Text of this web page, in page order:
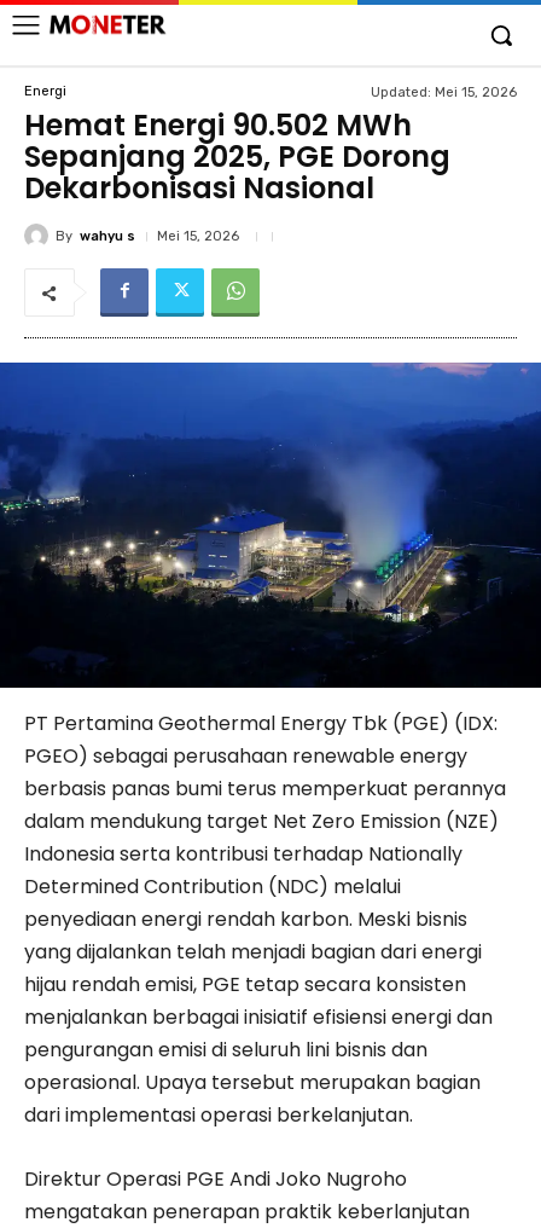
Energi Updated: Mei 15, 2026
Hemat Energi 90.502 MWh
Sepanjang 2025, PGE Dorong
Dekarbonisasi Nasional
By wahyu s Mei 15, 2026
PT Pertamina Geothermal Energy Tbk (PGE) (IDX:
PGEO) sebagai perusahaan renewable energy
berbasis panas bumi terus memperkuat perannya
dalam mendukung target Net Zero Emission (NZE)
Indonesia serta kontribusi terhadap Nationally
Determined Contribution (NDC) melalui
penyediaan energi rendah karbon. Meski bisnis
yang dijalankan telah menjadi bagian dari energi
hijau rendah emisi, PGE tetap secara konsisten
menjalankan berbagai inisiatif efisiensi energi dan
pengurangan emisi di seluruh lini bisnis dan
operasional. Upaya tersebut merupakan bagian
dari implementasi operasi berkelanjutan.
Direktur Operasi PGE Andi Joko Nugroho
mengatakan penerapan praktik keberlanjutan